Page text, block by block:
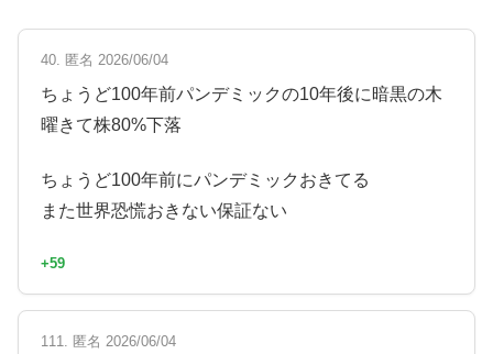
40. 匿名 2026/06/04
ちょうど100年前パンデミックの10年後に暗黒の木
曜きて株80%下落
ちょうど100年前にパンデミックおきてる
また世界恐慌おきない保証ない
+59
111. 匿名 2026/06/04